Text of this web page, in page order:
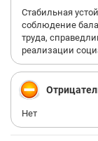
Стабильная
соблюдение
труда,
реализации
Нет